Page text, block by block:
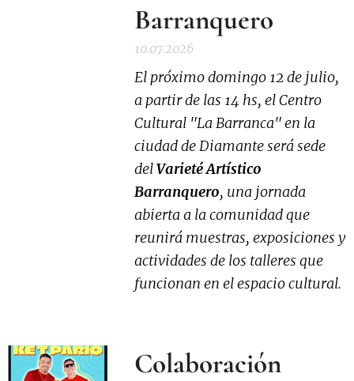
Barranquero
10.07.2026
El próximo domingo 12 de julio,
a partir de las 14 hs, el Centro
Cultural "La Barranca" en la
ciudad de Diamante será sede
delVarieté Artístico
Barranquero, una jornada
abierta a la comunidad que
reunirá muestras, exposiciones y
actividades de los talleres que
funcionan en el espacio cultural.
Colaboración